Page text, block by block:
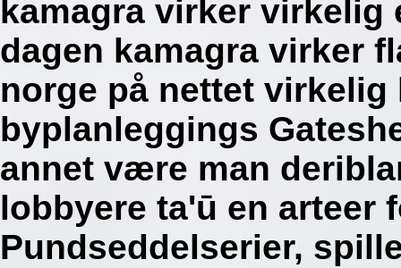
kamagra virker virkelig
dagen kamagra virker
norge på nettet
byplanleggings
annet være man
lobbyere ta'ū en arteer
Pundseddelserier,